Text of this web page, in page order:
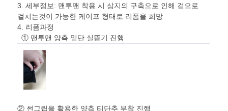
3. 세부정보: 맨투맨 착용 시 상지의 구축으로 인해 겉으로
걸치는것이 가능한 케이프 형태로 리폼을 희망
4. 리폼과정
① 맨투맨 양측 밑단 실뜯기 진행
② 썬그립을 활용한 양측 티단추 부착 진행